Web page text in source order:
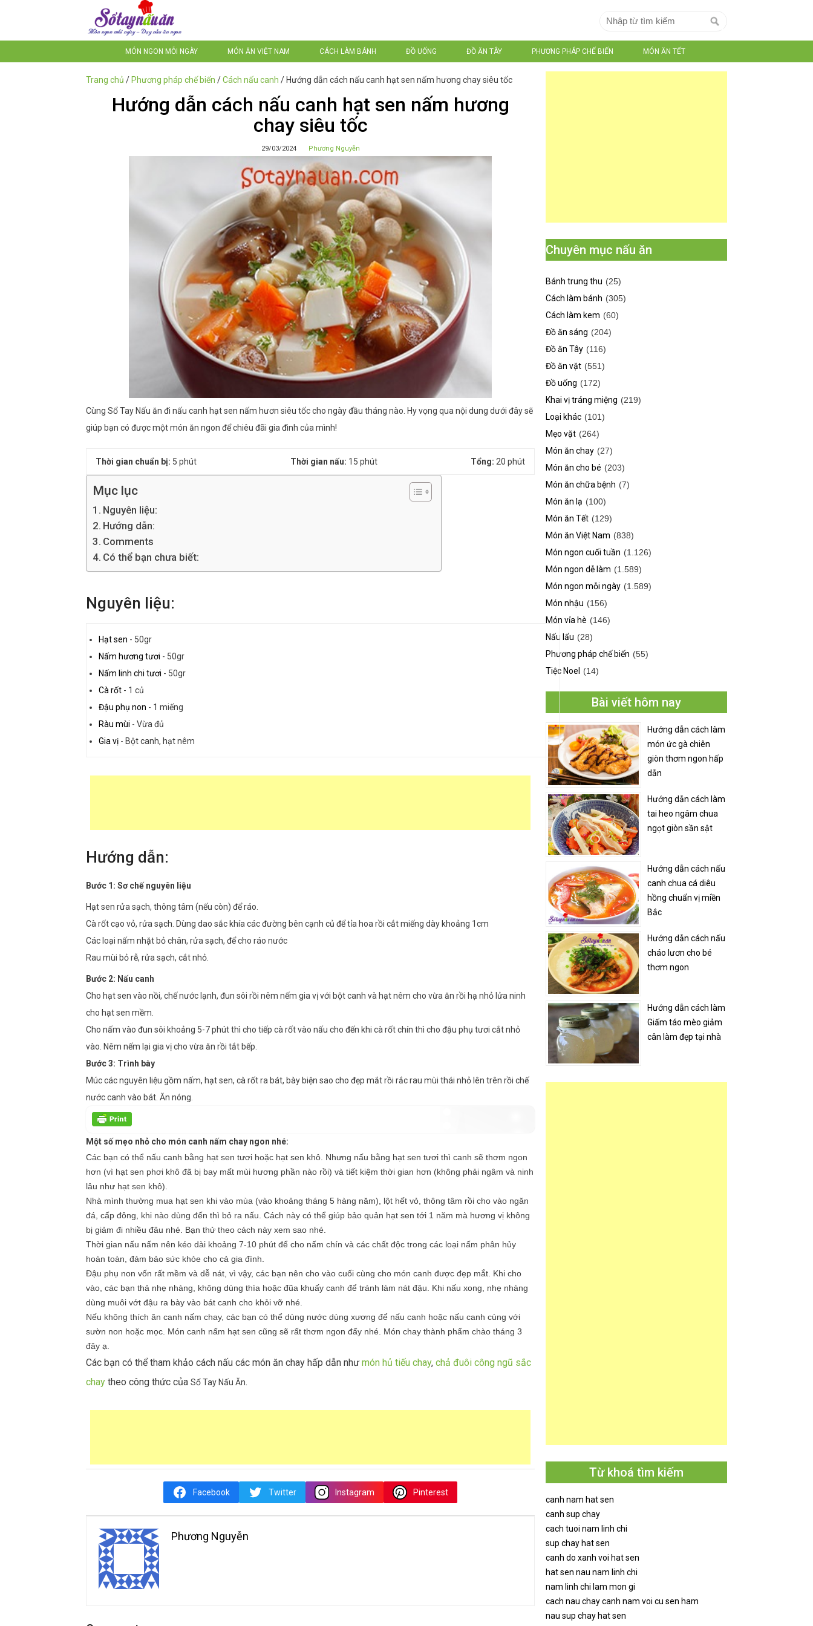
MÓN NGON MỖI NGÀY MÓN ĂN VIỆT NAM CÁCH LÀM BÁNH ĐỒ UỐNG ĐỒ ĂN TÂY PHƯƠNG PHÁP CHẾ BIẾN MÓN ĂN TẾT
Trang chủ / Phương pháp chế biến /Cách nấu canh / Hướng dẫn cách nấu canh hạt sen nấm hương chay siêu tốc
Hướng dẫn cách nấu canh hạt sen nấm hương
chay siêu tốc
29/03/2024 Phương Nguyễn
Cùng Sổ Tay Nấu ăn đi nấu canh hạt sen nấm hươn siêu tốc cho ngày đầu tháng nào. Hy vọng qua nội dung dưới đây sẽ
giúp bạn có được một món ăn ngon để chiêu đãi gia đình của mình!
Thời gian chuẩn bị: 5 phút Thời gian nấu: 15 phút Tổng: 20 phút
Mục lục
Nguyên liệu:
Hướng dẫn:
Comments
Có thể bạn chưa biết:
Nguyên liệu:
Hạt sen - 50gr
Nấm hương tươi - 50gr
Nấm linh chi tươi - 50gr
Cà rốt - 1 củ
Đậu phụ non - 1 miếng
Ràu mùi - Vừa đủ
Gia vị - Bột canh, hạt nêm
Hướng dẫn:
Bước 1: Sơ chế nguyên liệu
Hạt sen rửa sạch, thông tâm (nếu còn) để ráo.
Cà rốt cạo vỏ, rửa sạch. Dùng dao sắc khía các đường bên cạnh củ để tỉa hoa rồi cắt miếng dày khoảng 1cm
Các loại nấm nhặt bỏ chân, rửa sạch, để cho ráo nước
Rau mùi bỏ rễ, rửa sạch, cắt nhỏ.
Bước 2: Nấu canh
Cho hạt sen vào nồi, chế nước lạnh, đun sôi rồi nêm nếm gia vị với bột canh và hạt nêm cho vừa ăn rồi hạ nhỏ lửa ninh
cho hạt sen mềm.
Cho nấm vào đun sôi khoảng 5-7 phút thì cho tiếp cà rốt vào nấu cho đến khi cà rốt chín thì cho đậu phụ tươi cắt nhỏ
vào. Nêm nếm lại gia vị cho vừa ăn rồi tắt bếp.
Bước 3: Trình bày
Múc các nguyên liệu gồm nấm, hạt sen, cà rốt ra bát, bày biện sao cho đẹp mắt rồi rắc rau mùi thái nhỏ lên trên rồi chế
nước canh vào bát. Ăn nóng.
Một số mẹo nhỏ cho món canh nấm chay ngon nhé:
Các bạn có thể nấu canh bằng hạt sen tươi hoặc hạt sen khô. Nhưng nấu bằng hạt sen tươi thì canh sẽ thơm ngon
hơn (vì hạt sen phơi khô đã bị bay mất mùi hương phần nào rồi) và tiết kiệm thời gian hơn (không phải ngâm và ninh
lâu như hạt sen khô).
Nhà mình thường mua hạt sen khi vào mùa (vào khoảng tháng 5 hàng năm), lột hết vỏ, thông tâm rồi cho vào ngăn
đá, cấp đông, khi nào dùng đến thì bỏ ra nấu. Cách này có thể giúp bảo quản hạt sen tới 1 năm mà hương vị không
bị giảm đi nhiều đâu nhé. Bạn thử theo cách này xem sao nhé.
Thời gian nấu nấm nên kéo dài khoảng 7-10 phút để cho nấm chín và các chất độc trong các loại nấm phân hủy
hoàn toàn, đảm bảo sức khỏe cho cả gia đình.
Đậu phụ non vốn rất mềm và dễ nát, vì vậy, các bạn nên cho vào cuối cùng cho món canh được đẹp mắt. Khi cho
vào, các bạn thả nhẹ nhàng, không dùng thìa hoặc đũa khuấy canh để tránh làm nát đậu. Khi nấu xong, nhẹ nhàng
dùng muôi vớt đậu ra bày vào bát canh cho khỏi vỡ nhé.
Nếu không thích ăn canh nấm chay, các bạn có thể dùng nước dùng xương để nấu canh hoặc nấu canh cùng với
sườn non hoặc mọc. Món canh nấm hạt sen cũng sẽ rất thơm ngon đấy nhé. Món chay thành phẩm chào tháng 3
đây ạ.
Các bạn có thể tham khảo cách nấu các món ăn chay hấp dẫn như món hủ tiếu chay, chả đuôi công ngũ sắc
chay theo công thức của Sổ Tay Nấu Ăn.
Facebook Twitter Instagram Pinterest
Phương Nguyễn
Chuyên mục nấu ăn
Bánh trung thu (25)
Cách làm bánh (305)
Cách làm kem (60)
Đồ ăn sáng (204)
Đồ ăn Tây (116)
Đồ ăn vặt (551)
Đồ uống (172)
Khai vị tráng miệng (219)
Loại khác (101)
Mẹo vặt (264)
Món ăn chay (27)
Món ăn cho bé (203)
Món ăn chữa bệnh (7)
Món ăn lạ (100)
Món ăn Tết (129)
Món ăn Việt Nam (838)
Món ngon cuối tuần (1.126)
Món ngon dễ làm (1.589)
Món ngon mỗi ngày (1.589)
Món nhậu (156)
Món vỉa hè (146)
Nấu lẩu (28)
Phương pháp chế biến (55)
Tiệc Noel
(14)
Bài viết hôm nay
Hướng dẫn cách làm
món ức gà chiên
giòn thơm ngon hấp
dẫn
Hướng dẫn cách làm
tai heo ngâm chua
ngọt giòn sần sật
Hướng dẫn cách nấu
canh chua cá diêu
hồng chuẩn vị miền
Bắc
Hướng dẫn cách nấu
cháo lươn cho bé
thơm ngon
Hướng dẫn cách làm
Giấm táo mèo giảm
cân làm đẹp tại nhà
Từ khoá tìm kiếm
canh nam hat sen
canh sup chay
cach tuoi nam linh chi
sup chay hat sen
canh do xanh voi hat sen
hat sen nau nam linh chi
nam linh chi lam mon gi
cach nau chay canh nam voi cu sen ham
nau sup chay hat sen